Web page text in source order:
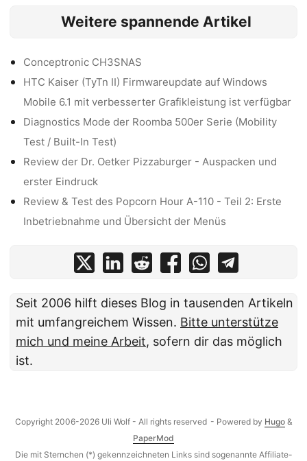
Weitere spannende Artikel
Conceptronic CH3SNAS
HTC Kaiser (TyTn II) Firmwareupdate auf Windows
Mobile 6.1 mit verbesserter Grafikleistung ist verfügbar
Diagnostics Mode der Roomba 500er Serie (Mobility
Test / Built-In Test)
Review der Dr. Oetker Pizzaburger - Auspacken und
erster Eindruck
Review & Test des Popcorn Hour A-110 - Teil 2: Erste
Inbetriebnahme und Übersicht der Menüs
Seit 2006 hilft dieses Blog in tausenden Artikeln
mit umfangreichem Wissen. Bitte unterstütze
mich und meine Arbeit, sofern dir das möglich
ist.
Copyright 2006-2026 Uli Wolf - All rights reserved - Powered by Hugo &
PaperMod
Die mit Sternchen (*) gekennzeichneten Links sind sogenannte Affiliate-